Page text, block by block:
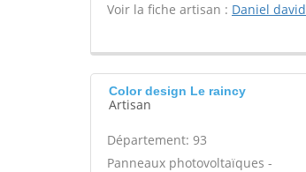
Voir la fiche artisan : Daniel david
Color design Le raincy
Artisan
Département: 93
Panneaux photovoltaïques -